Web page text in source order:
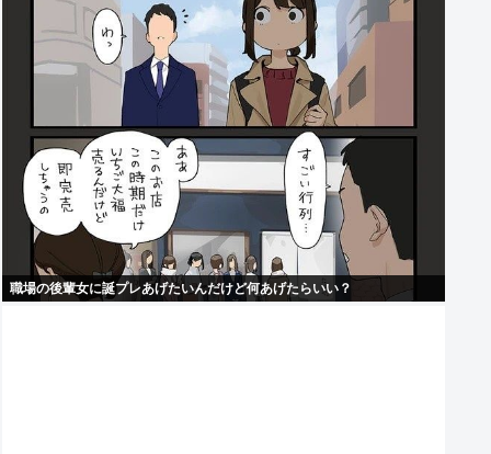
職場の後輩女に誕プレあげたいんだけど何あげたらいい？